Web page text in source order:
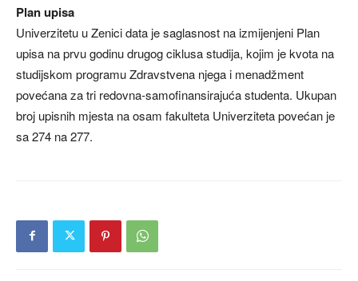
Plan upisa
Univerzitetu u Zenici data je saglasnost na izmijenjeni Plan
upisa na prvu godinu drugog ciklusa studija, kojim je kvota na
studijskom programu Zdravstvena njega i menadžment
povećana za tri redovna-samofinansirajuća studenta. Ukupan
broj upisnih mjesta na osam fakulteta Univerziteta povećan je
sa 274 na 277.